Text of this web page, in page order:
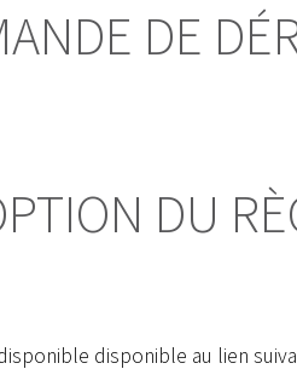
DE
DU
disponible au lien